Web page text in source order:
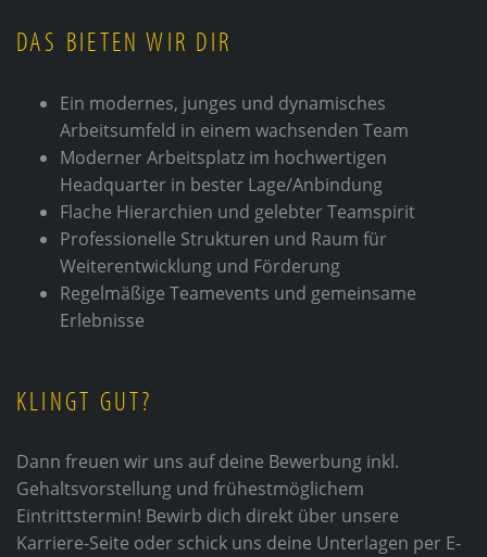
DAS BIETEN WIR DIR
Ein modernes, junges und dynamisches
Arbeitsumfeld in einem wachsenden Team
Moderner Arbeitsplatz im hochwertigen
Headquarter in bester Lage/Anbindung
Flache Hierarchien und gelebter Teamspirit
Professionelle Strukturen und Raum für
Weiterentwicklung und Förderung
Regelmäßige Teamevents und gemeinsame
Erlebnisse
KLINGT GUT?
Dann freuen wir uns auf deine Bewerbung inkl.
Gehaltsvorstellung und frühestmöglichem
Eintrittstermin! Bewirb dich direkt über unsere
Karriere-Seite oder schick uns deine Unterlagen per E-